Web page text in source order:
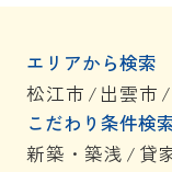
エリアから検索
松江市 / 出雲市 /
こだわり条件検
新築・築浅 / 貸